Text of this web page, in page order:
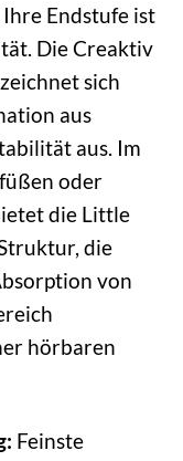
Endstufe ist
Die Creaktiv
sich
aus
aus. Im
oder
die Little
die
von
hörbaren
Feinste